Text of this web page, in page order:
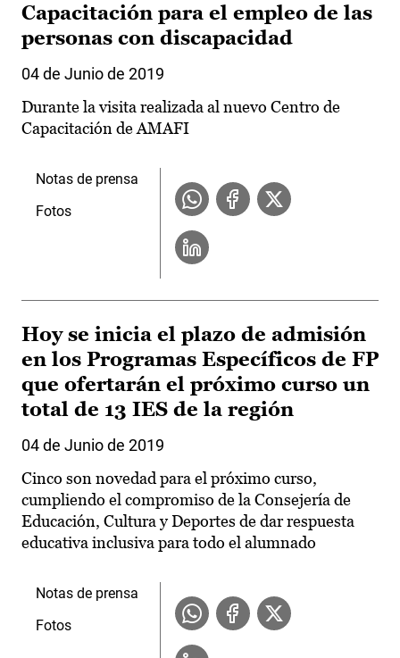
Capacitación para el empleo de las
personas con discapacidad
04 de Junio de 2019
Durante la visita realizada al nuevo Centro de
Capacitación de AMAFI
Notas de prensa
Fotos
Hoy se inicia el plazo de admisión
en los Programas Específicos de FP
que ofertarán el próximo curso un
total de 13 IES de la región
04 de Junio de 2019
Cinco son novedad para el próximo curso,
cumpliendo el compromiso de la Consejería de
Educación, Cultura y Deportes de dar respuesta
educativa inclusiva para todo el alumnado
Notas de prensa
Fotos